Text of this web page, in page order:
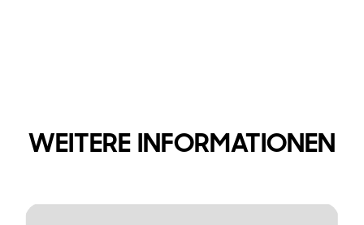
WEITERE INFORMATIONEN